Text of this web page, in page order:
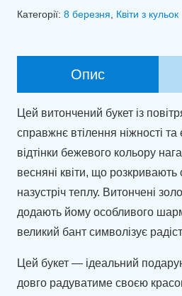
Категорії: 8 березня, Квіти з кульок
Опис
Цей витончений букет із
справжнє втілення ніжності та
відтінки бежевого кольору
весняні квіти, що розкривають
назустріч теплу. Витончені
додають йому особливого
великий бант символізує
Цей букет — ідеальний
довго радуватиме своєю